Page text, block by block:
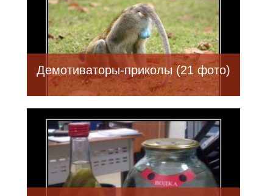
Демотиваторы-приколы (21 фото)